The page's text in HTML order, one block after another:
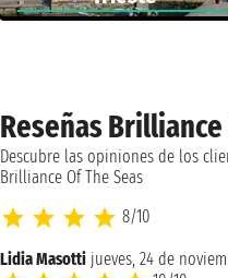
Reseñas Brilliance
Descubre las opiniones de los
Brilliance Of The Seas
8/10
Lidia Masotti jueves, 24 de